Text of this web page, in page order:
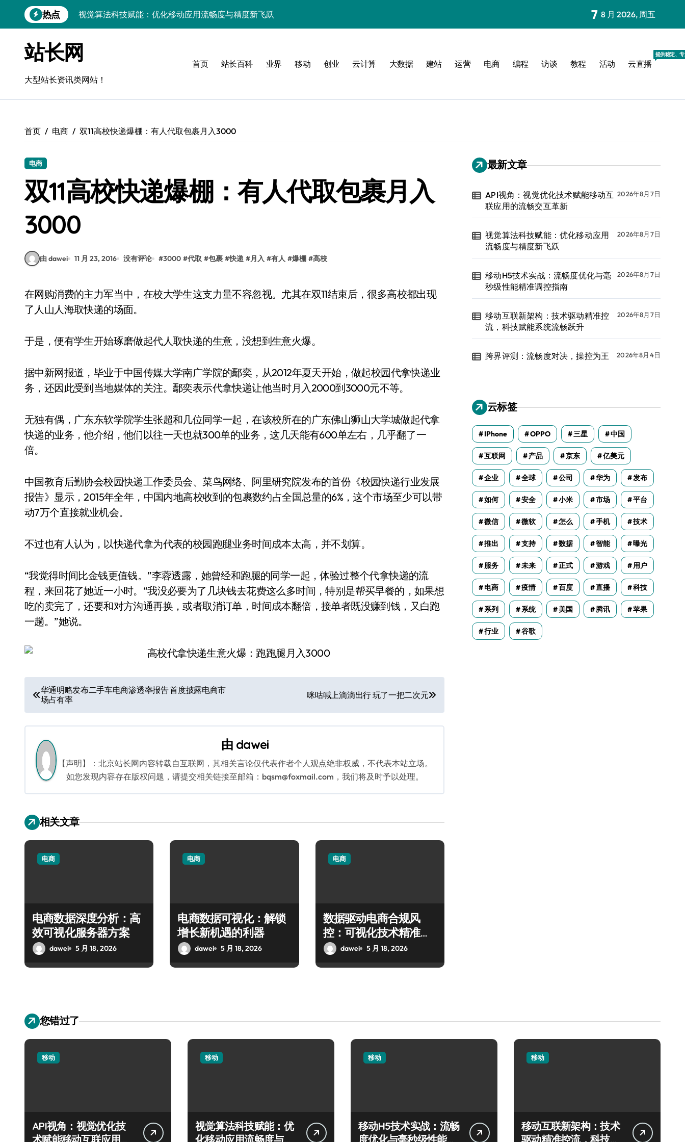
到
热点
视觉算法科技赋能：优化移动应用流畅度与精度新飞跃
移动互联新架构：技术驱动精准控流，科技赋能系统流畅跃升
跨界评测：流畅度对决，操控为王
深度评测：交互优化赋能移动端流畅体验
移动互联产品流畅度深度评测：优化体验新标准
API视角：视觉优化技术赋能移动互联应用的流畅交互革新
7 8 月 2026, 周五
站长网
大型站长资讯类网站！
首页 站长百科 业界 移动 创业 云计算 大数据 建站 运营 电商 编程 访谈 教程 活动 云直播
提供稳定、
首页 电商 双11高校快递爆棚：有人代取包裹月入3000
电商
双11高校快递爆棚：有人代取包裹月入
3000
由 dawei 11 月 23, 2016 没有评论 #3000 #代取 #包裹 #快递 #月入 #有人 #爆棚 #高校
在网购消费的主力军当中，在校大学生这支力量不容忽视。尤其在双11结束后，很多高校都出现
了人山人海取快递的场面。
于是，便有学生开始琢磨做起代人取快递的生意，没想到生意火爆。
据中新网报道，毕业于中国传媒大学南广学院的鄢奕，从2012年夏天开始，做起校园代拿快递业
务，还因此受到当地媒体的关注。鄢奕表示代拿快递让他当时月入2000到3000元不等。
无独有偶，广东东软学院学生张超和几位同学一起，在该校所在的广东佛山狮山大学城做起代拿
快递的业务，他介绍，他们以往一天也就300单的业务，这几天能有600单左右，几乎翻了一
倍。
中国教育后勤协会校园快递工作委员会、菜鸟网络、阿里研究院发布的首份《校园快递行业发展
报告》显示，2015年全年，中国内地高校收到的包裹数约占全国总量的6%，这个市场至少可以带
动7万个直接就业机会。
不过也有人认为，以快递代拿为代表的校园跑腿业务时间成本太高，并不划算。
“我觉得时间比金钱更值钱。”李蓉透露，她曾经和跑腿的同学一起，体验过整个代拿快递的流
程，来回花了她近一小时。“我没必要为了几块钱去花费这么多时间，特别是帮买早餐的，如果想
吃的卖完了，还要和对方沟通再换，或者取消订单，时间成本翻倍，接单者既没赚到钱，又白跑
一趟。”她说。
文
章
导
航
华通明略发布二手车电商渗透率报告 首度披露电商市
场占有率
咪咕喊上滴滴出行 玩了一把二次元
由 dawei
【声明】：北京站长网内容转载自互联网，其相关言论仅代表作者个人观点绝非权威，不代表本站立场。
如您发现内容存在版权问题，请提交相关链接至邮箱：bqsm@foxmail.com，我们将及时予以处理。
相关文章
电商
电商数据深度分析：高
效可视化服务器方案
dawei 5 月 18, 2026
电商
电商数据可视化：解锁
增长新机遇的利器
dawei 5 月 18, 2026
电商
数据驱动电商合规风
控：可视化技术精准管
控风险
dawei 5 月 18, 2026
最新文章
API视角：视觉优化技术赋能移动互
联应用的流畅交互革新
2026年8月7日
视觉算法科技赋能：优化移动应用
流畅度与精度新飞跃
2026年8月7日
移动H5技术实战：流畅度优化与毫
秒级性能精准调控指南
2026年8月7日
移动互联新架构：技术驱动精准控
流，科技赋能系统流畅跃升
2026年8月7日
跨界评测：流畅度对决，操控为王 2026年8月4日
云标签
IPhone OPPO 三星 中国
互联网 产品 京东 亿美元
企业 全球 公司 华为 发布
如何 安全 小米 市场 平台
微信 微软 怎么 手机 技术
推出 支持 数据 智能 曝光
服务 未来 正式 游戏 用户
电商 疫情 百度 直播 科技
系列 系统 美国 腾讯 苹果
行业 谷歌
您错过了
移动
API视角：视觉优化技
术赋能移动互联应用的
移动
视觉算法科技赋能：优
化移动应用流畅度与精
移动
移动H5技术实战：流畅
度优化与毫秒级性能精
移动
移动互联新架构：技术
驱动精准控流，科技赋